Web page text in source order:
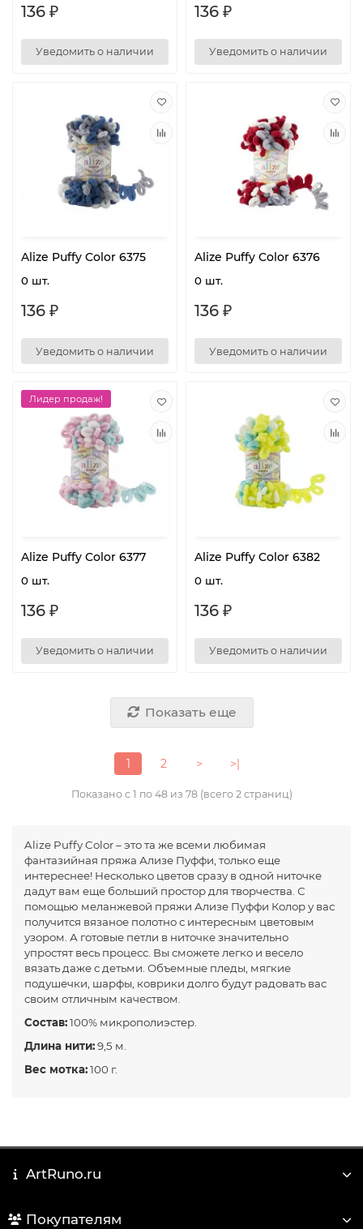
136 ₽
Уведомить о наличии
136 ₽
Уведомить о наличии
Alize Puffy Color 6375
0 шт.
136 ₽
Уведомить о наличии
Alize Puffy Color 6376
0 шт.
136 ₽
Уведомить о наличии
Лидер продаж!
Alize Puffy Color 6377
0 шт.
136 ₽
Уведомить о наличии
Alize Puffy Color 6382
0 шт.
136 ₽
Уведомить о наличии
Показать еще
1 2 > >|
Показано с 1 по 48 из 78 (всего 2 страниц)
Alize Puffy Color – это та же всеми любимая
фантазийная пряжа Ализе Пуффи, только еще
интереснее! Несколько цветов сразу в одной ниточке
дадут вам еще больший простор для творчества. С
помощью меланжевой пряжи Ализе Пуффи Колор у вас
получится вязаное полотно с интересным цветовым
узором. А готовые петли в ниточке значительно
упростят весь процесс. Вы сможете легко и весело
вязать даже с детьми. Объемные пледы, мягкие
подушечки, шарфы, коврики долго будут радовать вас
своим отличным качеством.
Состав:100% микрополиэстер.
Длина нити:9,5 м.
Вес мотка:100 г.
ArtRuno.ru
Покупателям